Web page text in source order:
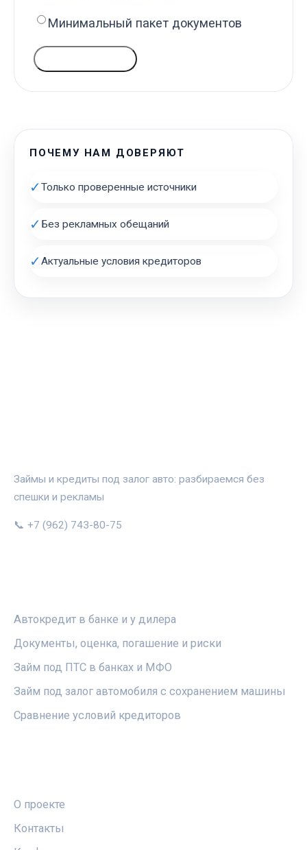
Минимальный пакет документов
ПОЧЕМУ НАМ ДОВЕРЯЮТ
✓Только проверенные источники
✓ Без рекламных обещаний
✓Актуальные условия кредиторов
Займы и кредиты под залог авто: разбираемся без
спешки и рекламы
📞 +7 (962) 743-80-75
Автокредит в банке и у дилера
Документы, оценка, погашение и риски
Займ под ПТС в банках и МФО
Займ под залог автомобиля с сохранением машины
Сравнение условий кредиторов
О проекте
Контакты